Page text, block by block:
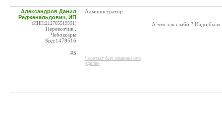
Александров Данил
Редженальдович, ИП
(ИНН:212705519591)
Перевозчик ,
Чебоксары
Код:1479516
#5
Администратор
* контакт был изменен или
удален
А что так слабо ? Надо